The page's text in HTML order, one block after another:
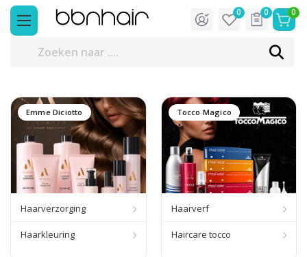
0
0
0
Emme Diciotto
Haarverzorging
Haarkleuring
Tocco Magico
Haarverf
Haircare tocco